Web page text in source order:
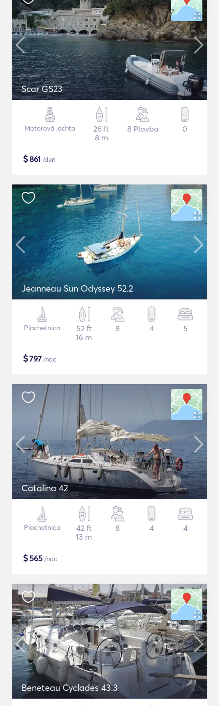
Scar GS23
Motorová jachta
26 ft
8 m
8 Plavba 0
$861 /deň
Jeanneau Sun Odyssey 52.2
Plachetnica
52 ft
16 m
8 4 5
$797 /noc
Catalina 42
Plachetnica
42 ft
13 m
8 4 4
$565 /noc
Beneteau Cyclades 43.3